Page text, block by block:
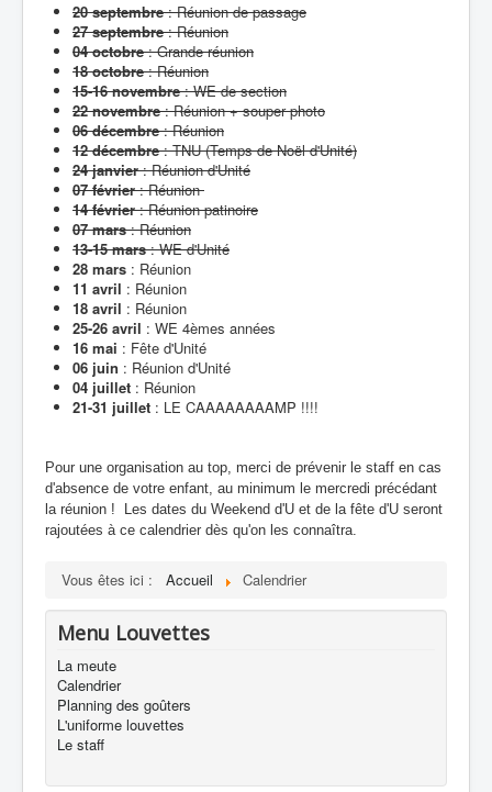
20 septembre: Réunion de passage
27 septembre: Réunion
04 octobre: Grande réunion
18 octobre: Réunion
15-16 novembre: WE de section
22 novembre: Réunion + souper photo
06 décembre: Réunion
12 décembre: TNU (Temps de Noël d'Unité)
24 janvier: Réunion d'Unité
07 février: Réunion
14 février: Réunion patinoire
07 mars: Réunion
13-15 mars: WE d'Unité
28 mars : Réunion
11 avril : Réunion
18 avril : Réunion
25-26 avril : WE 4èmes années
16 mai : Fête d'Unité
06 juin : Réunion d'Unité
04 juillet : Réunion
21-31 juillet : LE CAAAAAAAAMP !!!!
Pour une organisation au top, merci de prévenir le staff en cas
d'absence de votre enfant, au minimum le mercredi précédant
la réunion ! Les dates du Weekend d'U et de la fête d'U seront
rajoutées à ce calendrier dès qu'on les connaîtra.
Vous êtes ici : Accueil Calendrier
Menu Louvettes
La meute
Calendrier
Planning des goûters
L'uniforme louvettes
Le staff